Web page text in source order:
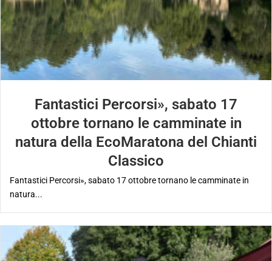
Fantastici Percorsi», sabato 17
ottobre tornano le camminate in
natura della EcoMaratona del Chianti
Classico
Fantastici Percorsi», sabato 17 ottobre tornano le camminate in
natura...